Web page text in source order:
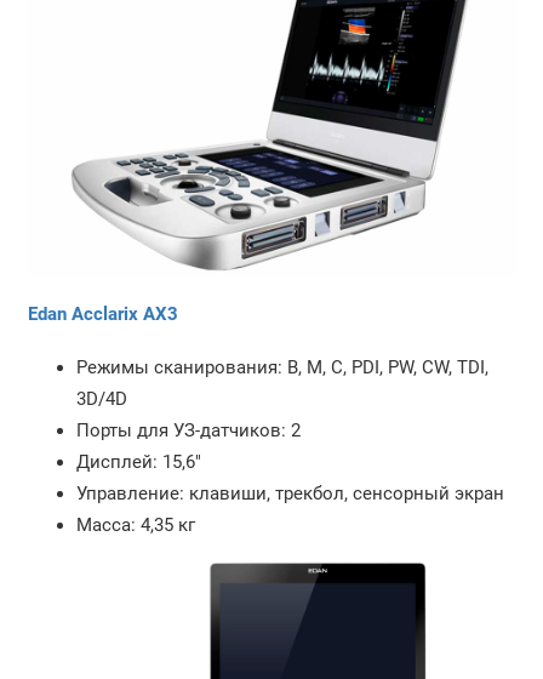
Edan Acclarix AX3
Режимы сканирования: B, M, C, PDI, PW, CW, TDI,
3D/4D
Порты для УЗ-датчиков: 2
Дисплей: 15,6"
Управление: клавиши, трекбол, сенсорный экран
Масса: 4,35 кг